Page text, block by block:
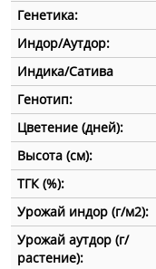
Генетика:
Индор/Аутдор:
Индика/Сатива
Генотип:
Цветение (дней):
Высота (см):
ТГК (%):
Урожай индор (г/м2):
Урожай аутдор (г/
растение):